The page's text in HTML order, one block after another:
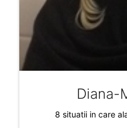
Diana-
8 situatii in care